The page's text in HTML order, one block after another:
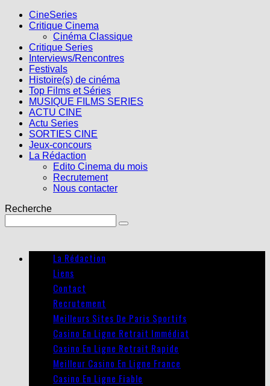
CineSeries
Critique Cinema
Cinéma Classique
Critique Series
Interviews/Rencontres
Festivals
Histoire(s) de cinéma
Top Films et Séries
MUSIQUE FILMS SERIES
ACTU CINE
Actu Series
SORTIES CINE
Jeux-concours
La Rédaction
Edito Cinema du mois
Recrutement
Nous contacter
Recherche
La Rédaction
Liens
Contact
Recrutement
Meilleurs Sites De Paris Sportifs
Casino En Ligne Retrait Immédiat
Casino En Ligne Retrait Rapide
Meilleur Casino En Ligne France
Casino En Ligne Fiable